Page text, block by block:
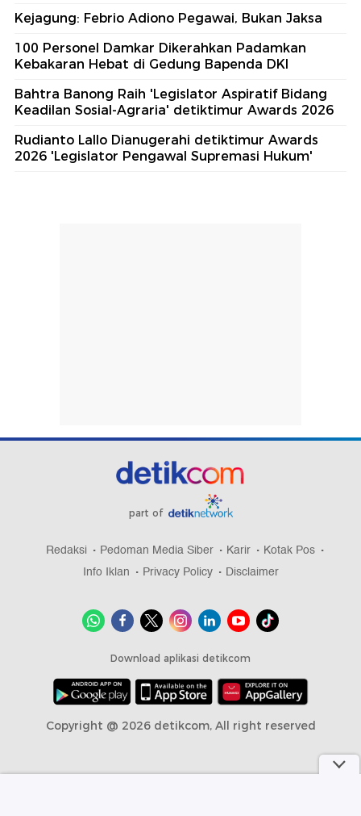
Kejagung: Febrio Adiono Pegawai, Bukan Jaksa
100 Personel Damkar Dikerahkan Padamkan
Kebakaran Hebat di Gedung Bapenda DKI
Bahtra Banong Raih 'Legislator Aspiratif Bidang
Keadilan Sosial-Agraria' detiktimur Awards 2026
Rudianto Lallo Dianugerahi detiktimur Awards
2026 'Legislator Pengawal Supremasi Hukum'
part of
Redaksi Pedoman Media Siber Karir
Kotak Pos
Info Iklan
Privacy Policy Disclaimer
Download aplikasi detikcom
Copyright @ 2026 detikcom, All right reserved